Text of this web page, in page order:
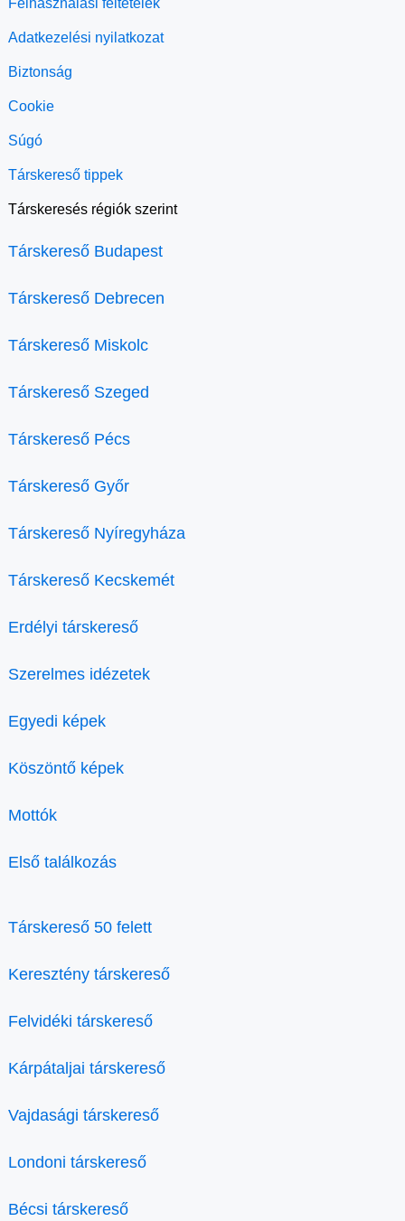
Felhasználási feltételek
Adatkezelési nyilatkozat
Biztonság
Cookie
Súgó
Társkereső tippek
Társkeresés régiók szerint
Társkereső Budapest
Társkereső Debrecen
Társkereső Miskolc
Társkereső Szeged
Társkereső Pécs
Társkereső Győr
Társkereső Nyíregyháza
Társkereső Kecskemét
Erdélyi társkereső
Szerelmes idézetek
Egyedi képek
Köszöntő képek
Mottók
Első találkozás
Társkereső 50 felett
Keresztény társkereső
Felvidéki társkereső
Kárpátaljai társkereső
Vajdasági társkereső
Londoni társkereső
Bécsi társkereső